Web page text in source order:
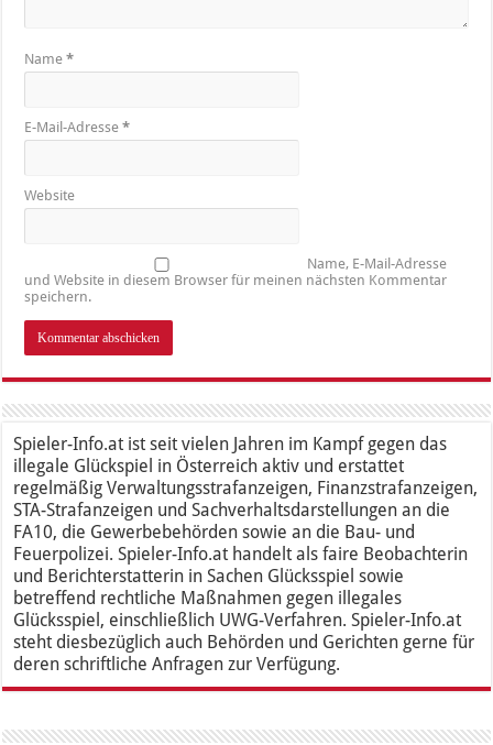
Name*
E-Mail-Adresse*
Website
Name, E-Mail-Adresse
und Website in diesem Browser für meinen nächsten Kommentar
speichern.
Spieler-Info.at ist seit vielen Jahren im Kampf gegen das
illegale Glückspiel in Österreich aktiv und erstattet
regelmäßig Verwaltungsstrafanzeigen, Finanzstrafanzeigen,
STA-Strafanzeigen und Sachverhaltsdarstellungen an die
FA10, die Gewerbebehörden sowie an die Bau- und
Feuerpolizei. Spieler-Info.at handelt als faire Beobachterin
und Berichterstatterin in Sachen Glücksspiel sowie
betreffend rechtliche Maßnahmen gegen illegales
Glücksspiel, einschließlich UWG-Verfahren. Spieler-Info.at
steht diesbezüglich auch Behörden und Gerichten gerne für
deren schriftliche Anfragen zur Verfügung.